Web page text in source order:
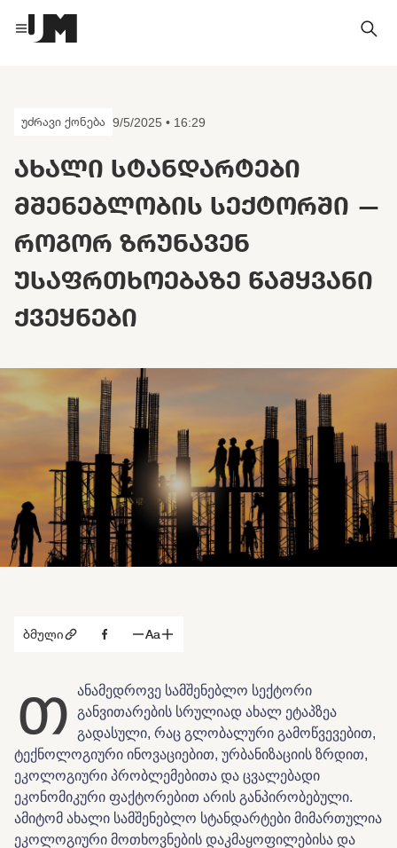
უძრავი ქონება 9/5/2025 • 16:29
ᲐᲮᲐᲚᲘ ᲡᲢᲐᲜᲓᲐᲠᲢᲔᲑᲘ
ᲛᲨᲔᲜᲔᲑᲚᲝᲑᲘᲡ ᲡᲔᲥᲢᲝᲠᲨᲘ —
ᲠᲝᲒᲝᲠ ᲖᲠᲣᲜᲐᲕᲔᲜ
ᲣᲡᲐᲤᲠᲗᲮᲝᲔᲑᲐᲖᲔ ᲬᲐᲛᲧᲕᲐᲜᲘ
ᲥᲕᲔᲧᲜᲔᲑᲘ
თ
ანამედროვე სამშენებლო სექტორი
განვითარების სრულიად ახალ ეტაპზეა
გადასული, რაც გლობალური გამოწვევებით,
ტექნოლოგიური ინოვაციებით, ურბანიზაციის ზრდით,
ეკოლოგიური პრობლემებითა და ცვალებადი
ეკონომიკური ფაქტორებით არის განპირობებული.
ამიტომ ახალი სამშენებლო სტანდარტები მიმართულია
ეკოლოგიური მოთხოვნების დაკმაყოფილებისა და
ბმული Aa